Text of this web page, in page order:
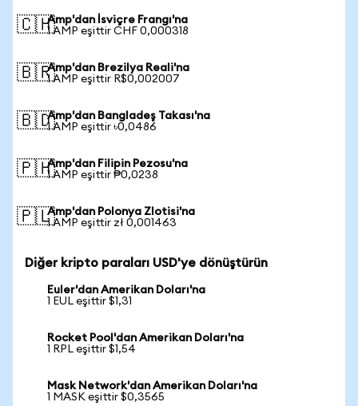
🇨🇭Amp'dan İsviçre Frangı'na
1 AMP eşittir CHF 0,000318
🇧🇷Amp'dan Brezilya Reali'na
1 AMP eşittir R$0,002007
🇧🇩Amp'dan Bangladeş Takası'na
1 AMP eşittir ৳0,0486
🇵🇭Amp'dan Filipin Pezosu'na
1 AMP eşittir ₱0,0238
🇵🇱Amp'dan Polonya Zlotisi'na
1 AMP eşittir zł 0,001463
Diğer kripto paraları USD'ye dönüştürün
Euler'dan Amerikan Doları'na
1 EUL eşittir $1,31
Rocket Pool'dan Amerikan Doları'na
1 RPL eşittir $1,54
Mask Network'dan Amerikan Doları'na
1 MASK eşittir $0,3565